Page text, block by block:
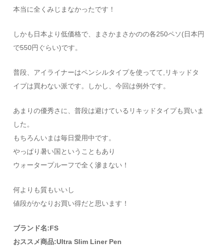
本当に全くみじまなかったです！
しかも日本より低価格で、まさかまさかのの各250ペソ(日本円
で550円ぐらい)です。
普段、アイライナーはペンシルタイプを使ってて,リキッドタ
イプは買わない派です。しかし、今回は例外です。
あまりの優秀さに、普段は避けているリキッドタイプも買いま
した。
もちろんいまは毎日愛用中です。
やっぱり暑い国ということもあり
ウォータープルーフで全く滲まない！
何よりも質もいいし
値段がかなりお買い得だと思います！
ブランド名:FS
おススメ商品:Ultra Slim Liner Pen